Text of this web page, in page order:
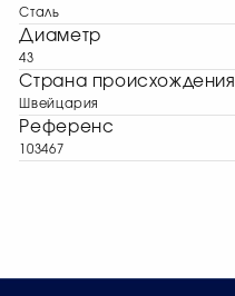
Сталь
Диаметр
43
Страна происхождения
Швейцария
Референс
103467